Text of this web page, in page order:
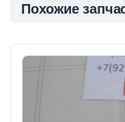
Похожие